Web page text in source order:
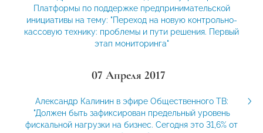
Платформы по поддержке предпринимательской
инициативы на тему: "Переход на новую контрольно-
кассовую технику: проблемы и пути решения. Первый
этап мониторинга"
07 Апреля 2017
Александр Калинин в эфире Общественного ТВ:
"Должен быть зафиксирован предельный уровень
фискальной нагрузки на бизнес. Сегодня это 31,6% от